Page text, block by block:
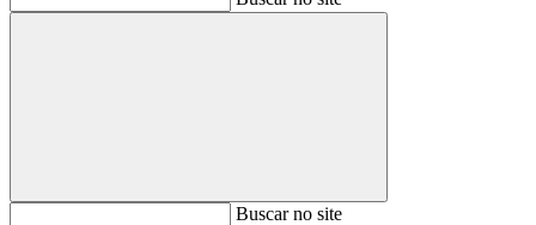
BuscarBuscar no site